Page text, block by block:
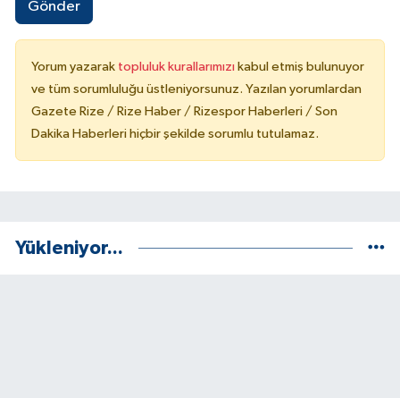
Gönder
Yorum yazarak topluluk kurallarımızı kabul etmiş bulunuyor
ve tüm sorumluluğu üstleniyorsunuz. Yazılan yorumlardan
Gazete Rize / Rize Haber / Rizespor Haberleri / Son
Dakika Haberleri hiçbir şekilde sorumlu tutulamaz.
Yükleniyor...